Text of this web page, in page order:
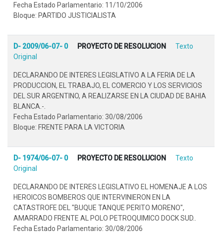
Fecha Estado Parlamentario: 11/10/2006
Bloque: PARTIDO JUSTICIALISTA
D- 2009/06-07- 0 PROYECTO DE RESOLUCION
Texto
Original
DECLARANDO DE INTERES LEGISLATIVO A LA FERIA DE LA
PRODUCCION, EL TRABAJO, EL COMERCIO Y LOS SERVICIOS
DEL SUR ARGENTINO, A REALIZARSE EN LA CIUDAD DE BAHIA
BLANCA.-.
Fecha Estado Parlamentario: 30/08/2006
Bloque: FRENTE PARA LA VICTORIA
D- 1974/06-07- 0 PROYECTO DE RESOLUCION
Texto
Original
DECLARANDO DE INTERES LEGISLATIVO EL HOMENAJE A LOS
HEROICOS BOMBEROS QUE INTERVINIERON EN LA
CATASTROFE DEL "BUQUE TANQUE PERITO MORENO",
AMARRADO FRENTE AL POLO PETROQUIMICO DOCK SUD..
Fecha Estado Parlamentario: 30/08/2006